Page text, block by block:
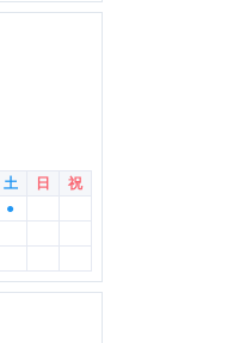
土 日
祝
●